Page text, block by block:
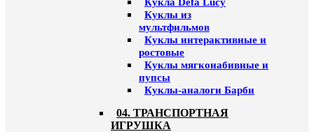
Куклы из
мультфильмов
Куклы интерактивные и
ростовые
Куклы мягконабивные и
пупсы
Куклы-аналоги Барби
04. ТРАНСПОРТНАЯ
ИГРУШКА